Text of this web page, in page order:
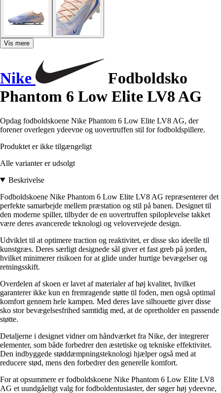
Vis mere
Nike
Fodboldsko
Phantom 6 Low Elite LV8 AG
Opdag fodboldskoene Nike Phantom 6 Low Elite LV8 AG, der
forener overlegen ydeevne og uovertruffen stil for fodboldspillere.
Produktet er ikke tilgængeligt
Alle varianter er udsolgt
Beskrivelse
Fodboldskoene Nike Phantom 6 Low Elite LV8 AG repræsenterer det
perfekte samarbejde mellem præstation og stil på banen. Designet til
den moderne spiller, tilbyder de en uovertruffen spiloplevelse takket
være deres avancerede teknologi og velovervejede design.
Udviklet til at optimere traction og reaktivitet, er disse sko ideelle til
kunstgræs. Deres særligt designede sål giver et fast greb på jorden,
hvilket minimerer risikoen for at glide under hurtige bevægelser og
retningsskift.
Overdelen af skoen er lavet af materialer af høj kvalitet, hvilket
garanterer ikke kun en fremragende støtte til foden, men også optimal
komfort gennem hele kampen. Med deres lave silhouette giver disse
sko stor bevægelsesfrihed samtidig med, at de opretholder en passende
støtte.
Detaljerne i designet vidner om håndværket fra Nike, der integrerer
elementer, som både forbedrer den æstetiske og tekniske effektivitet.
Den indbyggede støddæmpningsteknologi hjælper også med at
reducere stød, mens den forbedrer den generelle komfort.
For at opsummere er fodboldskoene Nike Phantom 6 Low Elite LV8
AG et uundgåeligt valg for fodboldentusiaster, der søger høj ydeevne,